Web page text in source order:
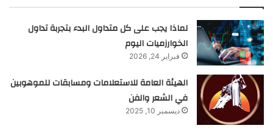
لماذا يجب على كل متداول البدء بتجربة تداول
الخوارزميات اليوم
فبراير 24, 2026
الهيئة العامة للاستعلامات ومسابقات للموهوبين
في الشعر والفن
ديسمبر 10, 2025